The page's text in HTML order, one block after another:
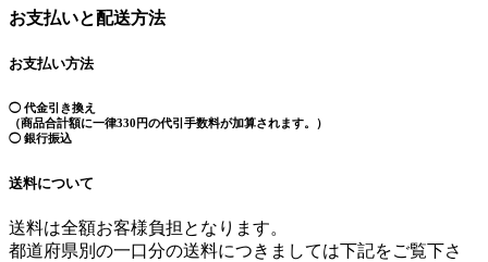
お支払いと配送方法
お支払い方法
◯ 代金引き換え
（商品合計額に一律330円の代引手数料が加算されます。）
◯ 銀行振込
送料について
送料は全額お客様負担となります。
都道府県別の一口分の送料につきましては下記をご覧下さ